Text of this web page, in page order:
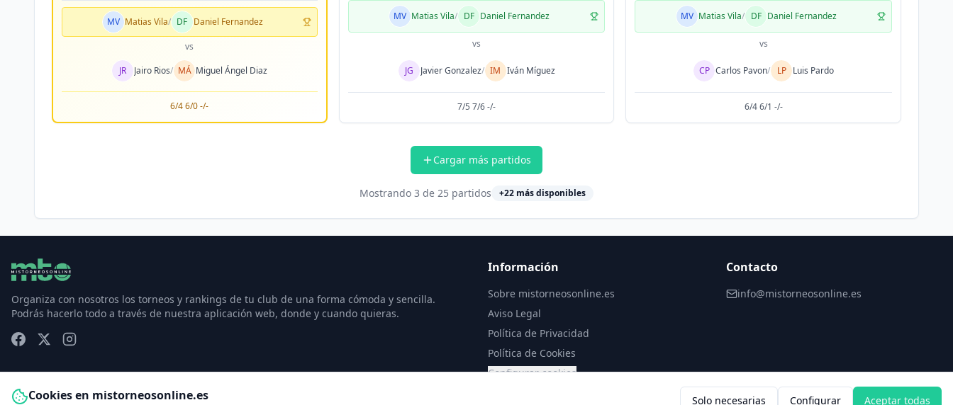
Cookies en mistorneosonline.es Solo necesarias Configurar Aceptar todas
MV Matias Vila/ DF Daniel Fernandez
vs
JR
Jairo Rios/ MÁ Miguel Ángel Diaz
6/4 6/0 -/-
MV Matias Vila/ DF Daniel Fernandez
vs
JG Javier Gonzalez/ IM Iván Míguez
7/5 7/6 -/-
MV Matias Vila/ DF Daniel Fernandez
vs
CP Carlos Pavon/ LP Luis Pardo
6/4 6/1 -/-
Cargar más partidos
Mostrando 3 de 25 partidos +22 más disponibles
Organiza con nosotros los torneos y rankings de tu club de una forma cómoda y sencilla.
Podrás hacerlo todo a través de nuestra aplicación web, donde y cuando quieras.
Información
Sobre mistorneosonline.es
Aviso Legal
Política de Privacidad
Política de Cookies
Configurar cookies
Contacto
info@mistorneosonline.es